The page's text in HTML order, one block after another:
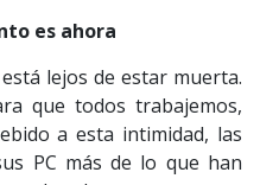
es ahora
lejos de estar muerta.
que todos trabajemos,
a esta intimidad, las
PC más de lo que han